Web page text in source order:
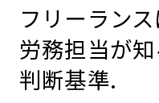
フリーラン
労務担当が
判断基準.